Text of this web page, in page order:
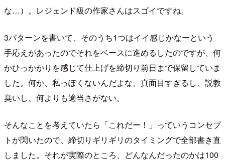
な…）。レジェンド級の作家さんはスゴイですね。
3パターンを書いて、そのうち1つはイイ感じかなーという
手応えがあったのでそれをベースに進めるしたのですが、何
かひっかかりを感じて仕上げを締切り前日まで保留していま
した。何か、私っぽくないんだよな、真面目すぎるし、説教
臭いし、何よりも適当さがない。
そんなことを考えていたら「これだー！」っていうコンセプ
トが閃いたので、締切りギリギリのタイミングで全部書き直
しました。それが実際のところ、どんなんだったのかは100